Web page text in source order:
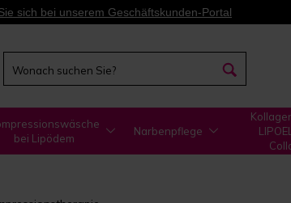
sich bei unserem Geschäftskunden-Portal
bei Lipödem
Narbenpflege